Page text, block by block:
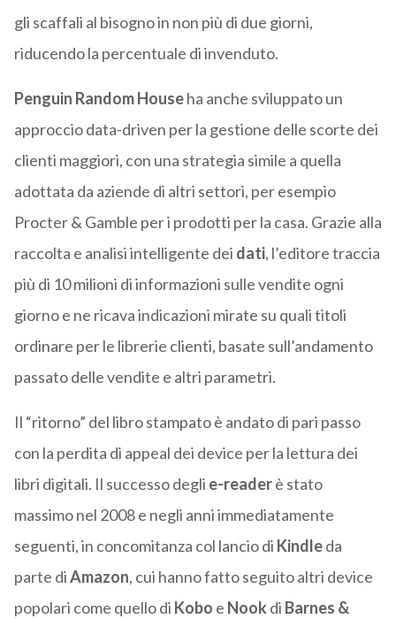
gli scaffali al bisogno in non più di due giorni,
riducendo la percentuale di invenduto.
Penguin Random Househa anche sviluppato un
approccio data-driven per la gestione delle scorte dei
clienti maggiori, con una strategia simile a quella
adottata da aziende di altri settori, per esempio
Procter & Gamble per i prodotti per la casa. Grazie alla
raccolta e analisi intelligente dei dati, l’editore traccia
più di 10 milioni di informazioni sulle vendite ogni
giorno e ne ricava indicazioni mirate su quali titoli
ordinare per le librerie clienti, basate sull’andamento
passato delle vendite e altri parametri.
Il “ritorno” del libro stampato è andato di pari passo
con la perdita di appeal dei device per la lettura dei
libri digitali. Il successo degli e-readerè stato
massimo nel 2008 e negli anni immediatamente
seguenti, in concomitanza col lancio di Kindleda
parte diAmazon, cui hanno fatto seguito altri device
popolari come quello di Kobo e Nookdi Barnes &